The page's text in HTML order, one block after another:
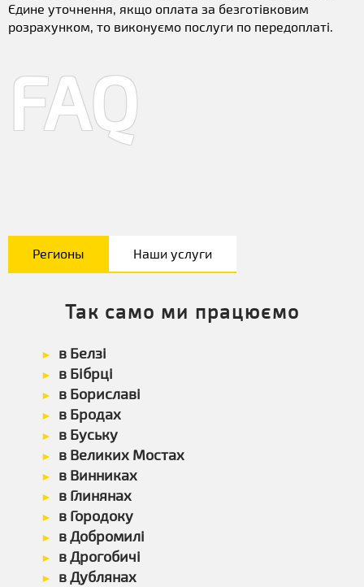
Єдине уточнення, якщо оплата за безготівковим
розрахунком, то виконуємо послуги по передоплаті.
FAQ
Регионы Наши услуги
Так само ми працюємо
в Белзі
в Бібрці
в Бориславі
в Бродах
в Буську
в Великих Мостах
в Винниках
в Глинянах
в Городоку
в Добромилі
в Дрогобичі
в Дублянах